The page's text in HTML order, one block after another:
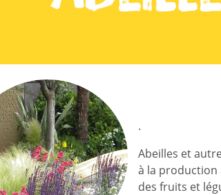
Du
.
Abeilles et
à la production
des fruits et